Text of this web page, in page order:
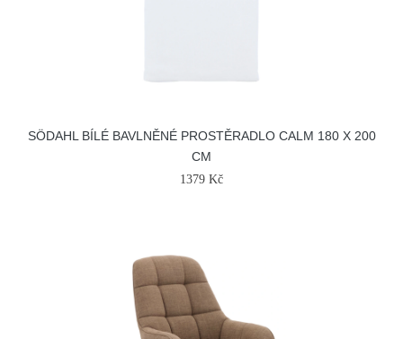
SÖDAHL BÍLÉ BAVLNĚNÉ PROSTĚRADLO CALM 180 X 200
CM
1379 Kč